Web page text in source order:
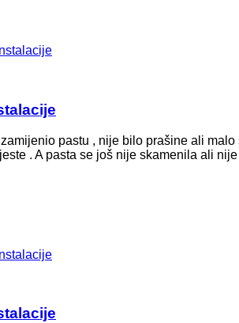
pastu , nije bilo prašine ali
. A pasta se još nije skamenila ali